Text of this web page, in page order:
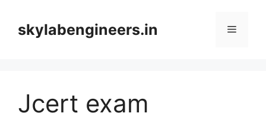
contentskylabengineers.in Menu
Jcert exam